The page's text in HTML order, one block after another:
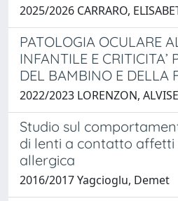
2025/2026 CARRARO,
PATOLOGIA OCULARE
INFANTILE E CRITICITA’
DEL BAMBINO E DELLA
2022/2023 LORENZON, ALVISE
Studio sul
di lenti a contatto
allergica
2016/2017 Yagcioglu, Demet